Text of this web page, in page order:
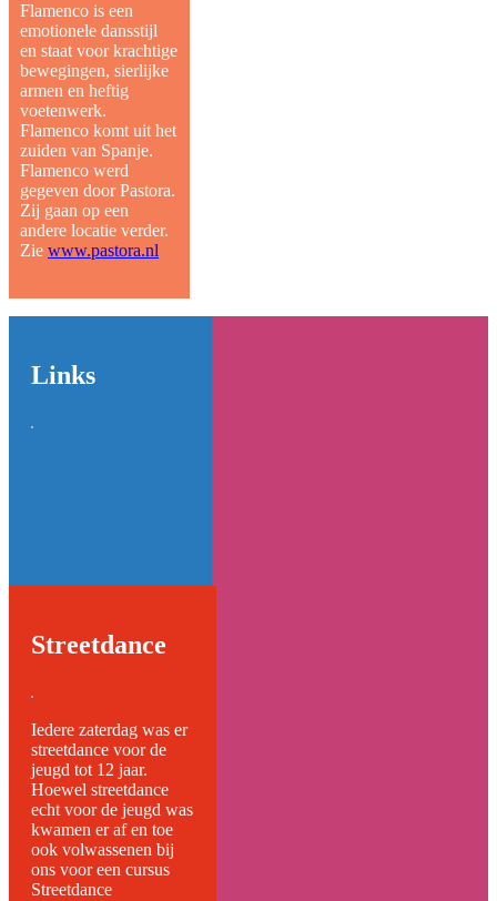
Flamenco is een
emotionele dansstijl
en staat voor krachtige
bewegingen, sierlijke
armen en heftig
voetenwerk.
Flamenco komt uit het
zuiden van Spanje.
Flamenco werd
gegeven door Pastora.
Zij gaan op een
andere locatie verder.
Zie www.pastora.nl
Links
Streetdance
Iedere zaterdag was er
streetdance voor de
jeugd tot 12 jaar.
Hoewel streetdance
echt voor de jeugd was
kwamen er af en toe
ook volwassenen bij
ons voor een cursus
Streetdance